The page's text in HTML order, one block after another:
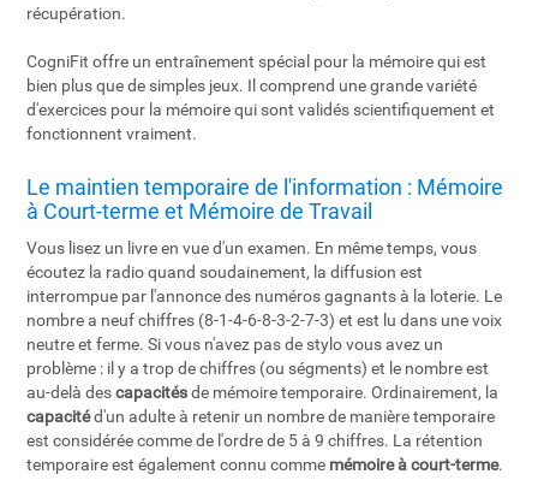
récupération.
CogniFit offre un entraînement spécial pour la mémoire qui est
bien plus que de simples jeux. Il comprend une grande variété
d'exercices pour la mémoire qui sont validés scientifiquement et
fonctionnent vraiment.
Le maintien temporaire de l'information : Mémoire
à Court-terme et Mémoire de Travail
Vous lisez un livre en vue d'un examen. En même temps, vous
écoutez la radio quand soudainement, la diffusion est
interrompue par l'annonce des numéros gagnants à la loterie. Le
nombre a neuf chiffres (8-1-4-6-8-3-2-7-3) et est lu dans une voix
neutre et ferme. Si vous n'avez pas de stylo vous avez un
problème : il y a trop de chiffres (ou ségments) et le nombre est
au-delà descapacitésde mémoire temporaire. Ordinairement, la
capacitéd'un adulte à retenir un nombre de manière temporaire
est considérée comme de l'ordre de 5 à 9 chiffres. La rétention
temporaire est également connu comme mémoire à court-terme.